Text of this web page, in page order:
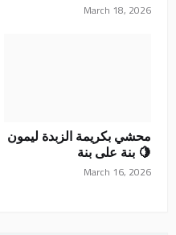
March 18, 2026
محشي بكريمة الزبدة ليمون
🍋 بنة على بنة
March 16, 2026